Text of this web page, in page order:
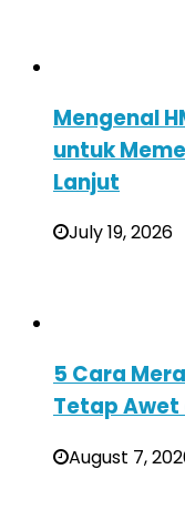
Mengenal
untuk
Lanjut
July 19, 2026
5 Cara
Tetap Awet
August 7,